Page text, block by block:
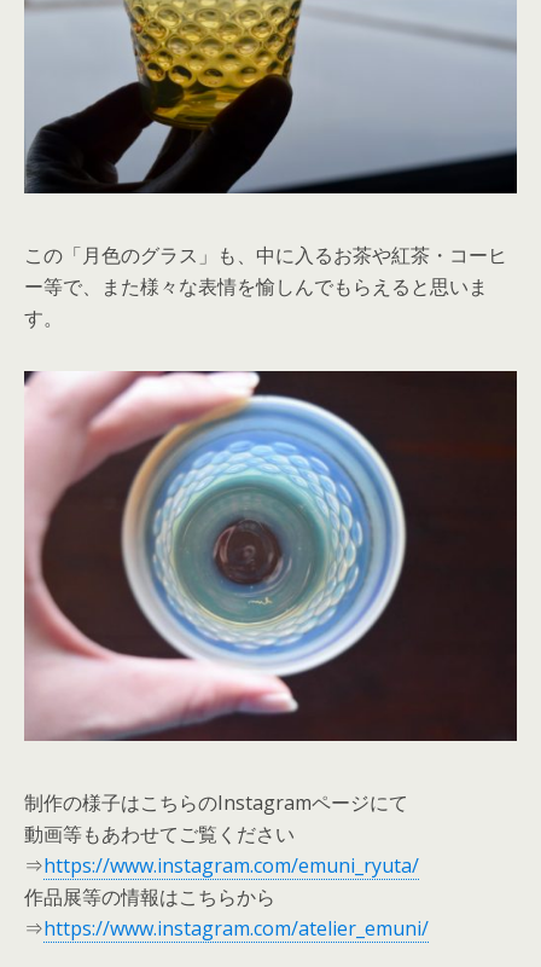
この「月色のグラス」も、中に入るお茶や紅茶・コーヒ
ー等で、また様々な表情を愉しんでもらえると思いま
す。
制作の様子はこちらのInstagramページにて
動画等もあわせてご覧ください
⇒https://www.instagram.com/emuni_ryuta/
作品展等の情報はこちらから
⇒https://www.instagram.com/atelier_emuni/